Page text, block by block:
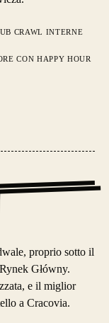
CRAWL INTERNE
CON HAPPY HOUR
proprio sotto il
Główny.
e il miglior
a Cracovia.